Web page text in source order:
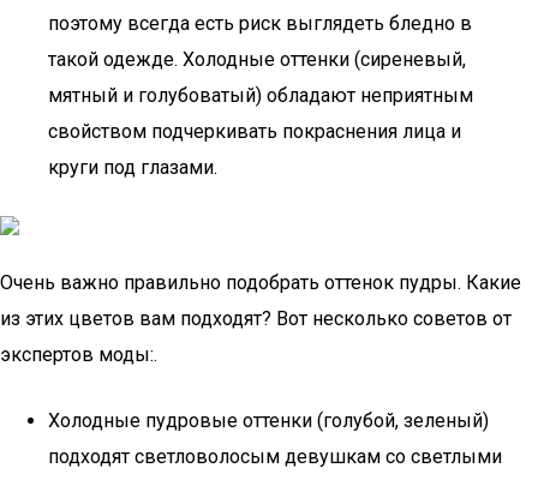
поэтому всегда есть риск выглядеть бледно в
такой одежде. Холодные оттенки (сиреневый,
мятный и голубоватый) обладают неприятным
свойством подчеркивать покраснения лица и
круги под глазами.
Очень важно правильно подобрать оттенок пудры. Какие
из этих цветов вам подходят? Вот несколько советов от
экспертов моды:.
Холодные пудровые оттенки (голубой, зеленый)
подходят светловолосым девушкам со светлыми